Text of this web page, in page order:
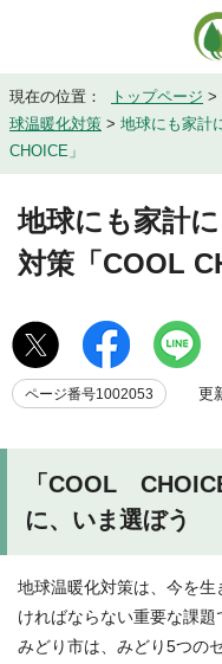
現在の位置： トップページ >
球温暖化対策 > 地球にも家計
CHOICE」
地球にも家計
対策「COOL
ページ番号1002053 更
「COOL
に、いま選ぼう
地球温暖化対策は、今を
ければならない重要な課題
みどり市は、みどり5つの